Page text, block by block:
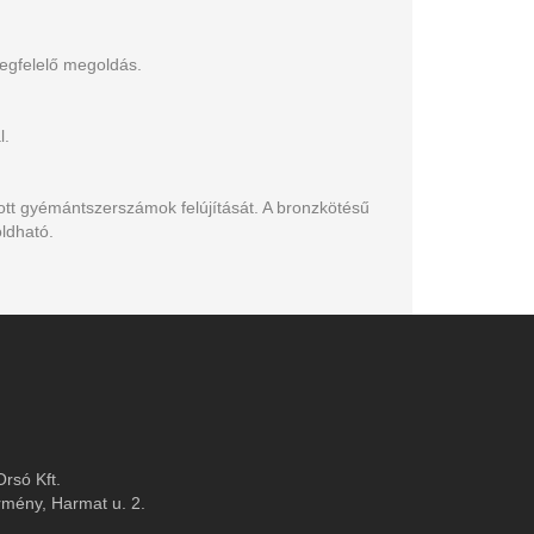
megoldás.
gyémántszerszámok felújítását. A bronzkötésű
Kft.
Harmat u. 2.